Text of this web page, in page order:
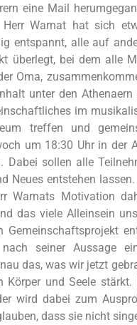
eine Mail
Warnat hat sich
entspannt, alle auf
überlegt, bei dem alle
Oma,
unter den
im
treffen und
um 18:30 Uhr in der
Dabei sollen alle
Neues entstehen
Warnats Motivation
das viele Alleinsein
seiner Aussage
das, was wir jetzt
Körper und Seele
wird dabei zum
dass sie nicht